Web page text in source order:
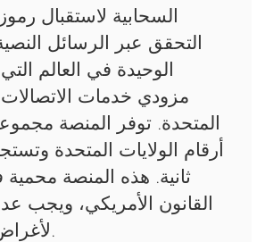
التحقق عبر الرسائل
الوحيدة في العالم
مزودي خدمات الاتصالات
المتحدة. توفر المنصة
ثانية. هذه المنصة
القانون الأمريكي، ويجب
لأغراض غير قانونية.